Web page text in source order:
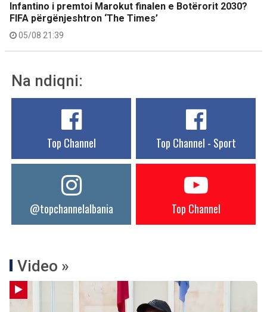
Infantino i premtoi Marokut finalen e Botërorit 2030?
FIFA përgënjeshtron ‘The Times’
05/08 21:39
Na ndiqni:
Top Channel Top Channel - Sport
@topchannelalbania Top Channel
Video »